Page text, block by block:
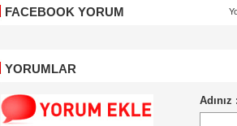
FACEBOOK YORUM
YORUMLAR